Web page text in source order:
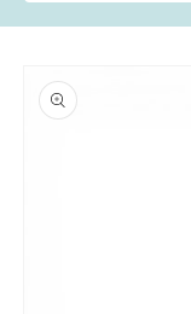
product
information